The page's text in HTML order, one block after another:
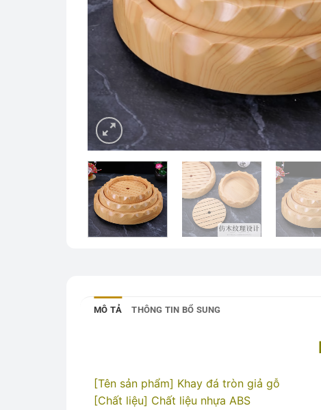
MÔ TẢ THÔNG TIN BỔ SUNG
[Tên sản phẩm] Khay đá tròn giả gỗ
[Chất liệu] Chất liệu nhựa ABS